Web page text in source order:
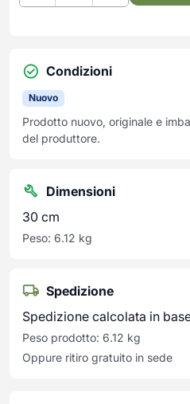
Condizioni
Nuovo
Prodotto nuovo, originale e
del produttore.
Dimensioni
30 cm
Peso: 6.12 kg
Spedizione
Spedizione calcolata in
Peso prodotto: 6.12 kg
Oppure ritiro gratuito in sede